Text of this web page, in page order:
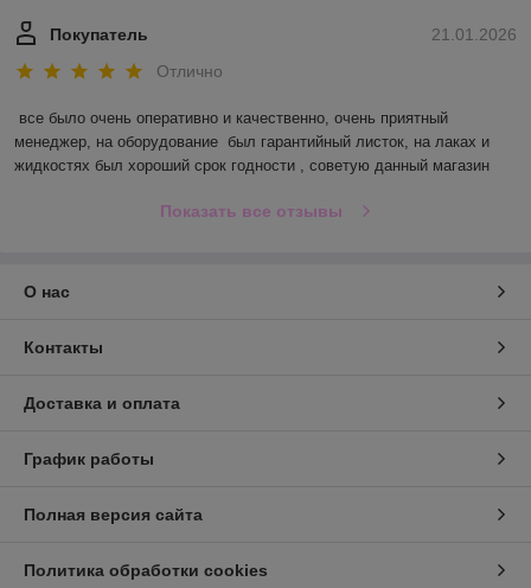
21.01.2026
Покупатель
Отлично
все было очень оперативно и качественно, очень приятный
менеджер, на оборудование  был гарантийный листок, на лаках и
жидкостях был хороший срок годности , советую данный магазин
Показать все отзывы
О нас
Контакты
Доставка и оплата
График работы
Полная версия сайта
Политика обработки cookies